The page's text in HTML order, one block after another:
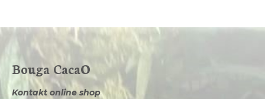
Bouga CacaO
Kontakt online shop